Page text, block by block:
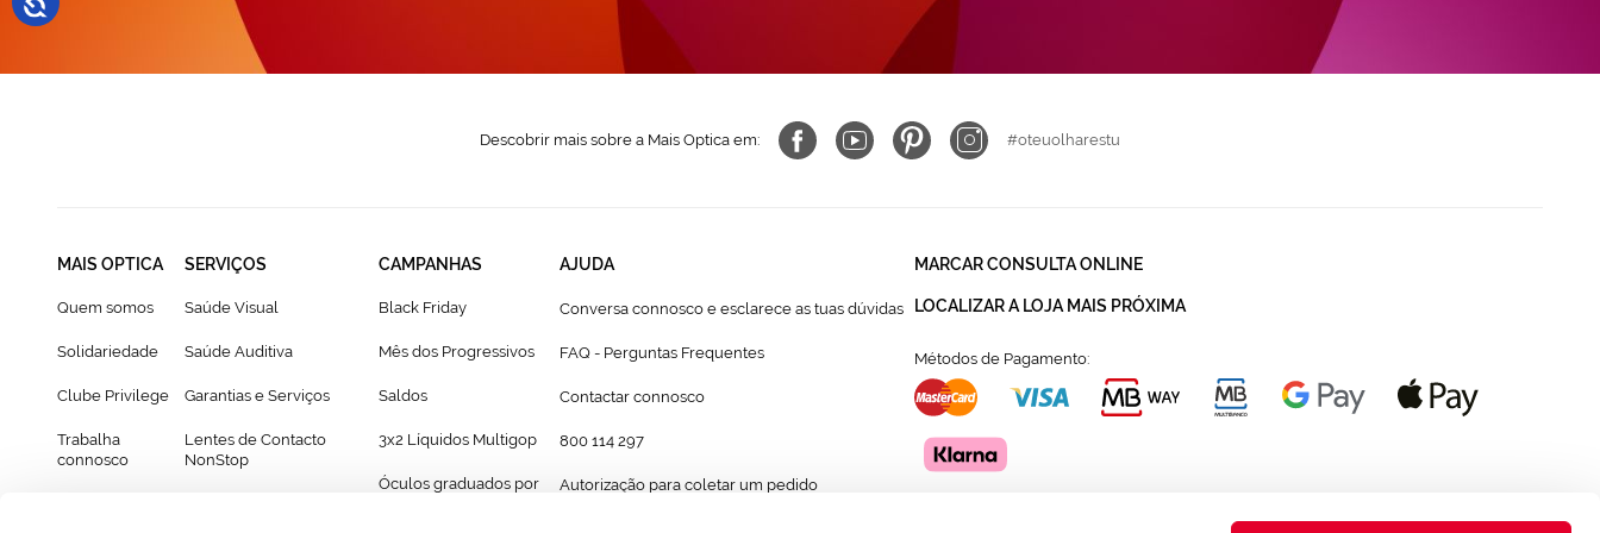
Descobrir mais sobre a Mais Optica em: #oteuolharestu
MAIS OPTICA
Quem somos
Solidariedade
Clube Privilege
Trabalha
connosco
SERVIÇOS
Saúde Visual
Saúde Auditiva
Garantias e Serviços
Lentes de Contacto
NonStop
CAMPANHAS
Black Friday
Mês dos Progressivos
Saldos
3x2 Líquidos Multigop
Óculos graduados por
AJUDA
Conversa connosco e esclarece as tuas dúvidas
FAQ - Perguntas Frequentes
Contactar connosco
800 114 297
Autorização para coletar um pedido
MARCAR CONSULTA ONLINE
LOCALIZAR A LOJA MAIS PRÓXIMA
Métodos de Pagamento: